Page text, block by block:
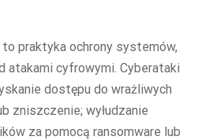
praktyka ochrony systemów,
atakami cyfrowymi. Cyberataki
dostępu do wrażliwych
zniszczenie; wyłudzanie
za pomocą ransomware lub